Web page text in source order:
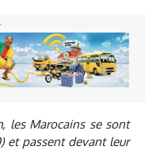
les Marocains se sont
et passent devant leur